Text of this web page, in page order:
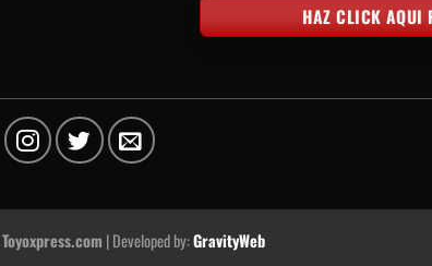
HAZ CLICK AQUI
Toyoxpress.com | Developed by:GravityWeb